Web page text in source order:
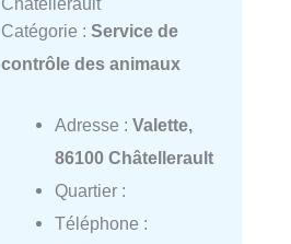
Catégorie : Service de
contrôle des animaux
Adresse : Valette,
86100 Châtellerault
Quartier :
Téléphone :